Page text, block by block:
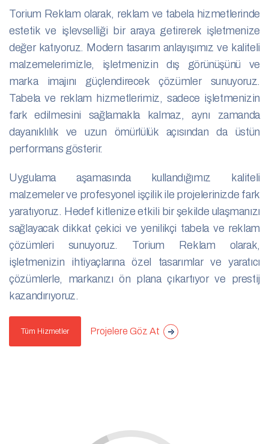
Torium Reklam olarak, reklam ve tabela hizmetlerinde
estetik ve işlevselliği bir araya getirerek işletmenize
değer katıyoruz. Modern tasarım anlayışımız ve kaliteli
malzemelerimizle, işletmenizin dış görünüşünü ve
marka imajını güçlendirecek çözümler sunuyoruz.
Tabela ve reklam hizmetlerimiz, sadece işletmenizin
fark edilmesini sağlamakla kalmaz, aynı zamanda
dayanıklılık ve uzun ömürlülük açısından da üstün
performans gösterir.
Uygulama aşamasında kullandığımız kaliteli
malzemeler ve profesyonel işçilik ile projelerinizde fark
yaratıyoruz. Hedef kitlenize etkili bir şekilde ulaşmanızı
sağlayacak dikkat çekici ve yenilikçi tabela ve reklam
çözümleri sunuyoruz. Torium Reklam olarak,
işletmenizin ihtiyaçlarına özel tasarımlar ve yaratıcı
çözümlerle, markanızı ön plana çıkartıyor ve prestij
kazandırıyoruz.
Tüm Hizmetler Projelere Göz At